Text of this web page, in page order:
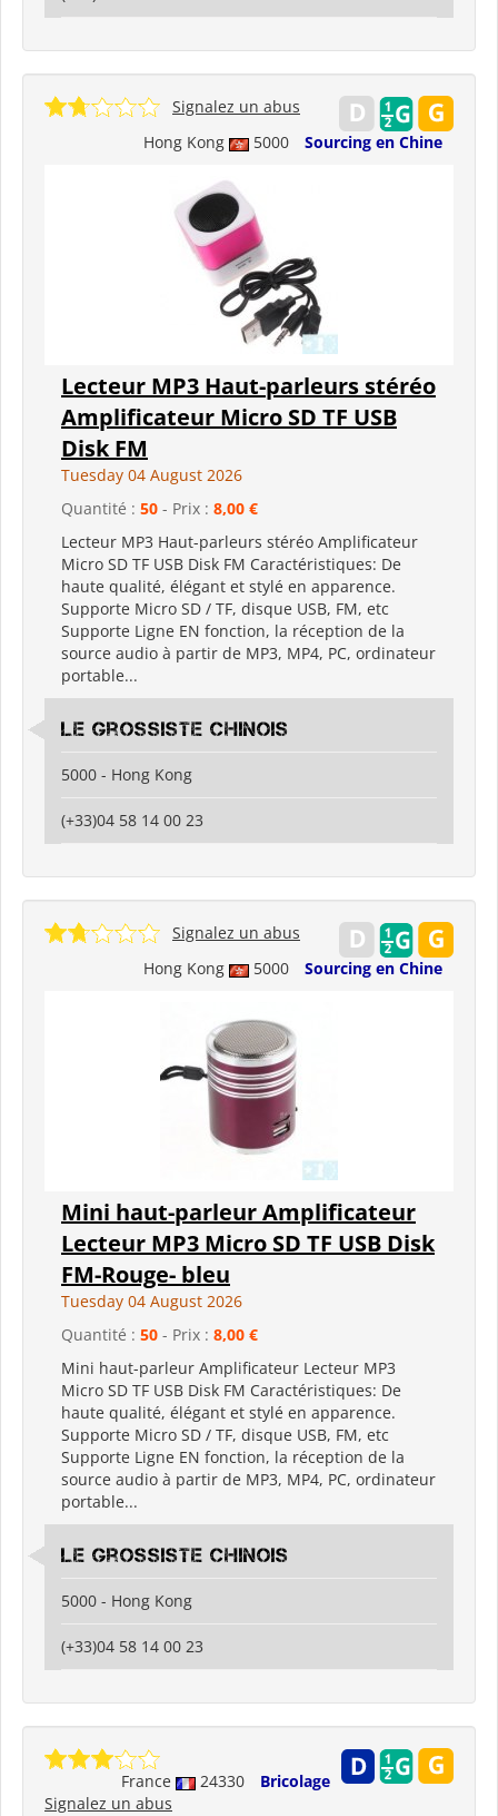
Hong Kong 5000 Sourcing en Chine
Signalez un abus
Lecteur MP3 Haut-parleurs stéréo
Amplificateur Micro SD TF USB
Disk FM
Tuesday 04 August 2026
Quantité : 50 - Prix : 8,00 €
Lecteur MP3 Haut-parleurs stéréo Amplificateur
Micro SD TF USB Disk FM Caractéristiques: De
haute qualité, élégant et stylé en apparence.
Supporte Micro SD / TF, disque USB, FM, etc
Supporte Ligne EN fonction, la réception de la
source audio à partir de MP3, MP4, PC, ordinateur
portable...
Le grossiste chinois
5000 - Hong Kong
(+33)04 58 14 00 23
Hong Kong 5000 Sourcing en Chine
Signalez un abus
Mini haut-parleur Amplificateur
Lecteur MP3 Micro SD TF USB Disk
FM-Rouge- bleu
Tuesday 04 August 2026
Quantité : 50 - Prix : 8,00 €
Mini haut-parleur Amplificateur Lecteur MP3
Micro SD TF USB Disk FM Caractéristiques: De
haute qualité, élégant et stylé en apparence.
Supporte Micro SD / TF, disque USB, FM, etc
Supporte Ligne EN fonction, la réception de la
source audio à partir de MP3, MP4, PC, ordinateur
portable...
Le grossiste chinois
5000 - Hong Kong
(+33)04 58 14 00 23
France 24330
Bricolage
Signalez un abus